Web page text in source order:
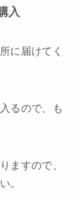
入
に届けてく
るので、も
ますので、
。